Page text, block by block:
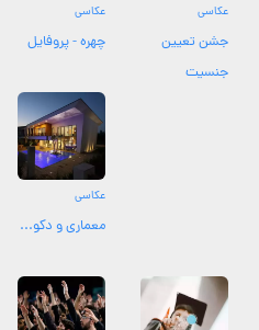
عکاسی
جشن تعیین
جنسیت
عکاسی
چهره - پروفایل
عکاسی
معماری و دکو...